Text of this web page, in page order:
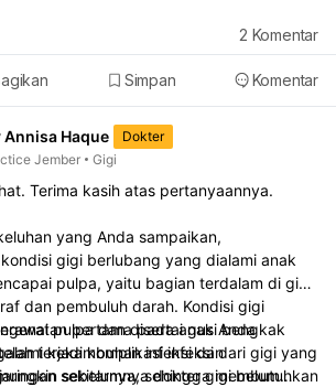
Simpan Komentar
2 Komentar
Haque
Dokter
Jember
Gigi
Terima kasih atas pertanyaannya.
yang Anda sampaikan,
gigi berlubang yang dialami anak
pulpa, yaitu bagian terdalam di gigi
dan pembuluh darah. Kondisi gigi
pulpa dan disertai gusi bengkak
terjadi komplikasi infeksi dari gigi yang
sekitarnya, sehingga membutuhkan
pertama pada anak Anda
kekambuhan infeksi dan
sebelumnya dokter gigi belum